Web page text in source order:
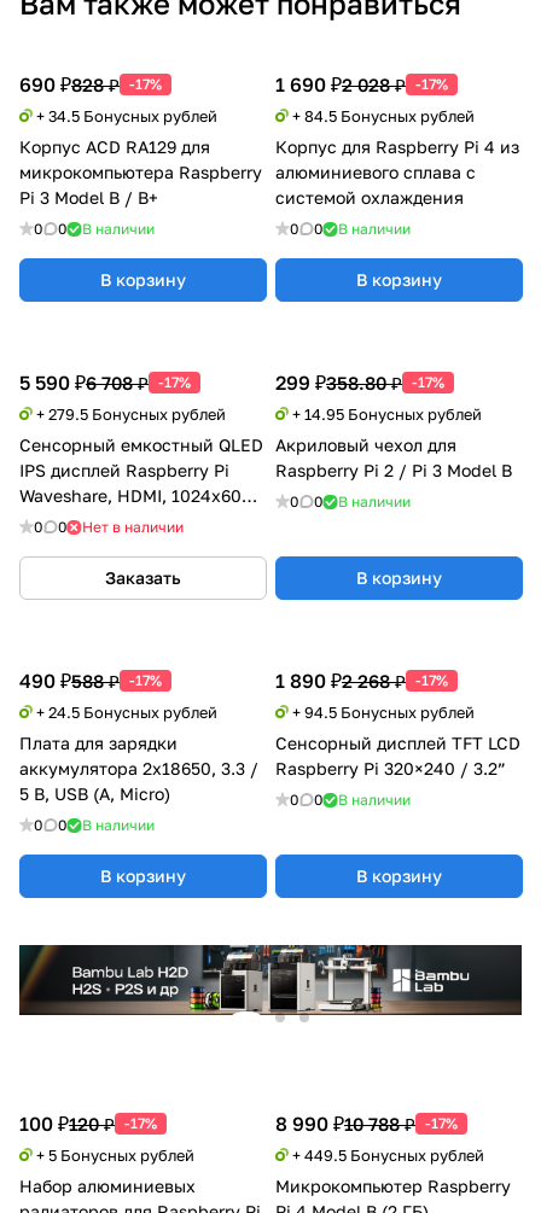
690 ₽828 ₽ -17%
+ 34.5 Бонусных рублей
Корпус ACD RA129 для
микрокомпьютера Raspberry
Pi 3 Model B / B+
0 0 В наличии
В корзину
1 690 ₽2 028 ₽ -17%
+ 84.5 Бонусных рублей
Корпус для Raspberry Pi 4 из
алюминиевого сплава с
системой охлаждения
0 0 В наличии
В корзину
299 ₽358.80 ₽ -17%
+ 14.95 Бонусных рублей
Акриловый чехол для
Raspberry Pi 2 / Pi 3 Model B
0 0 В наличии
В корзину
490 ₽588 ₽ -17%
+ 24.5 Бонусных рублей
Плата для зарядки
аккумулятора 2x18650, 3.3 /
5 В, USB (A, Micro)
0 0 В наличии
В корзину
1 890 ₽2 268 ₽ -17%
+ 94.5 Бонусных рублей
Сенсорный дисплей TFT LCD
Raspberry Pi 320×240 / 3.2”
0 0 В наличии
В корзину
100 ₽120 ₽ -17%
+ 5 Бонусных рублей
Набор алюминиевых
8 990 ₽10 788 ₽ -17%
+ 449.5 Бонусных рублей
Микрокомпьютер Raspberry
5 590 ₽6 708 ₽ -17%
+ 279.5 Бонусных рублей
Сенсорный емкостный QLED
IPS дисплей Raspberry Pi
Waveshare, HDMI, 1024x600,
7"0 0 Нет в наличии
Заказать